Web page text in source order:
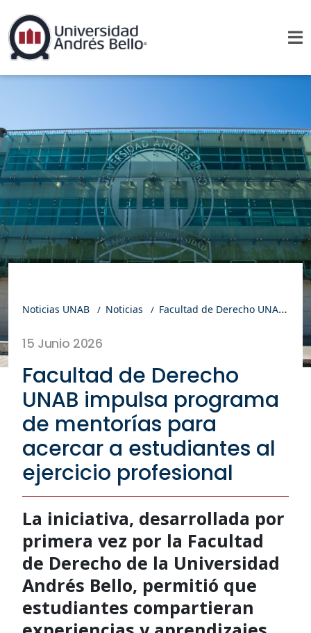
Noticias UNAB Noticias Facultad de Derecho UNAB impulsa programa de mentorías para acercar a estudiantes al ejercicio profesional
15 Junio 2026
Facultad de Derecho
UNAB impulsa programa
de mentorías para
acercar a estudiantes al
ejercicio profesional
La iniciativa, desarrollada por
primera vez por la Facultad
de Derecho de la Universidad
Andrés Bello, permitió que
estudiantes compartieran